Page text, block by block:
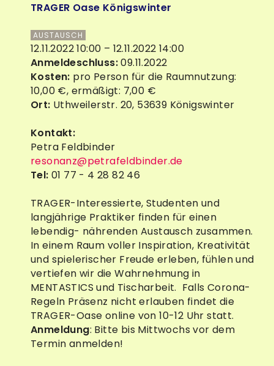
TRAGER Oase Königswinter
AUSTAUSCH
12.11.2022 10:00 – 12.11.2022 14:00
Anmeldeschluss:09.11.2022
Kosten: pro Person für die Raumnutzung:
10,00 €, ermäßigt: 7,00 €
Ort: Uthweilerstr. 20, 53639 Königswinter
Kontakt:
Petra Feldbinder
resonanz@petrafeldbinder.de
Tel: 01 77 - 4 28 82 46
TRAGER-Interessierte, Studenten und
langjährige Praktiker finden für einen
lebendig- nährenden Austausch zusammen.
In einem Raum voller Inspiration, Kreativität
und spielerischer Freude erleben, fühlen und
vertiefen wir die Wahrnehmung in
MENTASTICS und Tischarbeit. Falls Corona-
Regeln Präsenz nicht erlauben findet die
TRAGER-Oase online von 10-12 Uhr statt.
Anmeldung: Bitte bis Mittwochs vor dem
Termin anmelden!